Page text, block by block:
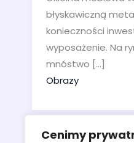
Cenimy
błyskawiczną
konieczności
wyposażenie. Na
mnóstwo […]
Obrazy